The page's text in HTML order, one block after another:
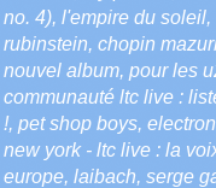
no. 4), l'empire du soleil,
rubinstein, chopin
nouvel album, pour les
communauté ltc live :
!, pet shop boys,
new york - ltc live : la
europe, laibach, serge